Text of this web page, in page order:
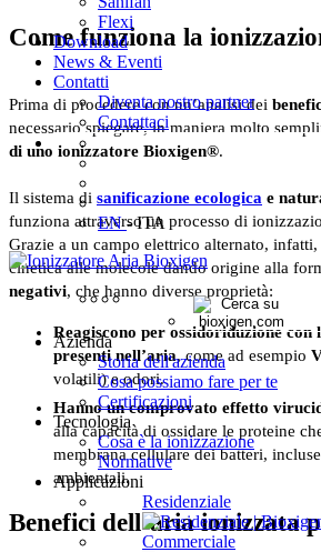
Flexi
Download
News & Eventi
Contatti
Diventa nostro partner
Contattaci
EN- ITA
Azienda
Storia dell'azienda
Cosa possiamo fare per te
Certificazioni
Tecnologia
Cosa è la ionizzazione
Normative
Applicazioni
Residenziale
Commerciale
Come funziona la
Prima di procedere con un’analisi dei
necessario spiegare, in maniera molto
di uno ionizzatore Bioxigen®.
Il sistema di sanificazione ecologica e
funziona attraverso un processo di
Grazie a un campo elettrico alternato,
cinetica alle molecole dando origine alla
negativi, che hanno diverse proprietà:
Reagiscono per ossidoriduzione con
presenti nell’aria, come ad esempio
volatili) e odori.
Hanno un comprovato effetto
alla capacità di ossidare le proteine
membrana cellulare dei batteri,
ambientali.
Benefici dell’aria ionizzata